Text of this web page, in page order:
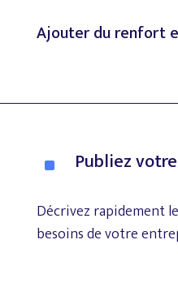
Ajouterdurenfort
^ Publiezvotre
Décrivez rapidementle
besoinsdevotre